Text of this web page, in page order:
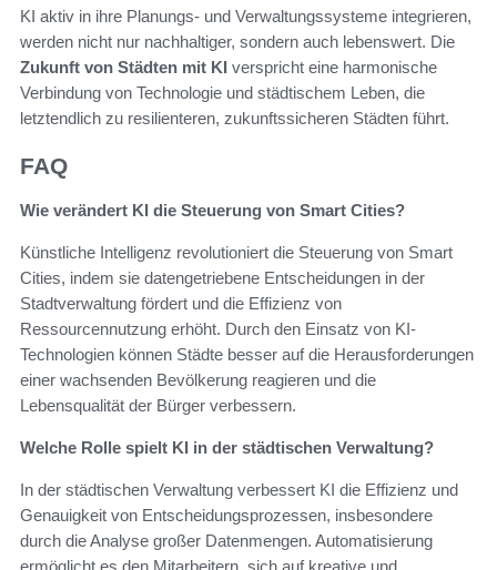
KI aktiv in ihre Planungs- und Verwaltungssysteme integrieren,
werden nicht nur nachhaltiger, sondern auch lebenswert. Die
Zukunft von Städten mit KI verspricht eine harmonische
Verbindung von Technologie und städtischem Leben, die
letztendlich zu resilienteren, zukunftssicheren Städten führt.
FAQ
Wie verändert KI die Steuerung von Smart Cities?
Künstliche Intelligenz revolutioniert die Steuerung von Smart
Cities, indem sie datengetriebene Entscheidungen in der
Stadtverwaltung fördert und die Effizienz von
Ressourcennutzung erhöht. Durch den Einsatz von KI-
Technologien können Städte besser auf die Herausforderungen
einer wachsenden Bevölkerung reagieren und die
Lebensqualität der Bürger verbessern.
Welche Rolle spielt KI in der städtischen Verwaltung?
In der städtischen Verwaltung verbessert KI die Effizienz und
Genauigkeit von Entscheidungsprozessen, insbesondere
durch die Analyse großer Datenmengen. Automatisierung